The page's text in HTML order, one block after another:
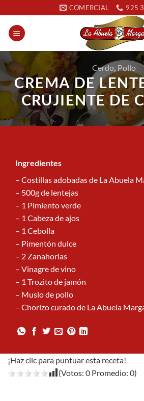
al
contenido
COMERCIAL 925
Cerdo, Pollo
CREMA DE
CRUJIENTE DE
Ingredientes
– Costillas adobadas de La Abuela
– 500g de lentejas
– 1 Pimiento verde
– 1 Cabeza de ajos
– 1 Cebolla
– Pimentón dulce
– 2 Zanahorias
– Vinagre de vino
– 1 Trozito de jamón
– Muslo de pollo
– Chorizo curado de La Abuela
¡Haz clic para puntuar esta receta!
(Votos: 0 Promedio: 0)